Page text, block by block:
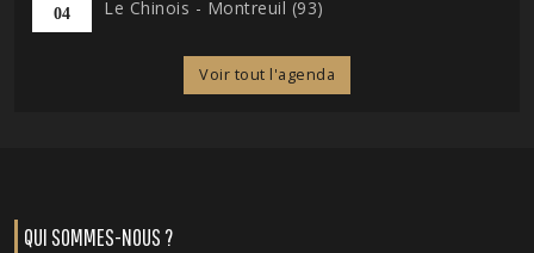
04
Le Chinois - Montreuil (93)
Voir tout l'agenda
QUI SOMMES-NOUS ?